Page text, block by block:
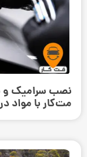
نصب سرامیک و
مت‌کار با مواد